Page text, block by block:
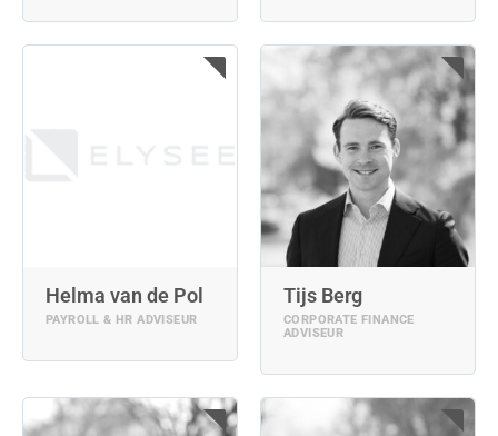
Helma van de Pol
PAYROLL & HR ADVISEUR
Tijs Berg
CORPORATE FINANCE
ADVISEUR